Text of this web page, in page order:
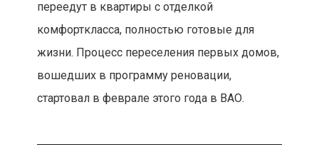
переедут в квартиры с отделкой
комфорткласса, полностью готовые для
жизни. Процесс переселения первых домов,
вошедших в программу реновации,
стартовал в феврале этого года в ВАО.